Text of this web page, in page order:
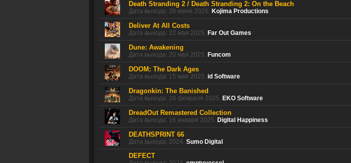
Death Stranding 2 / Death Stranding 2: On the Beach
Дата выхода: 26 июня 2025. Kojima Productions
Deliver At All Costs
Дата выхода: 22 мая 2025. Far Out Games
Dune: Awakening
Дата выхода: 20 мая 2025. Funcom
DOOM: The Dark Ages
Дата выхода: 15 мая 2025. id Software
Dragonkin: The Banished
Дата выхода: 28 февраля 2025. EKO Software
DreadOut Remastered Collection
Дата выхода: 16 января 2025. Digital Happiness
DEATHSPRINT 66
Дата выхода: 2024. Sumo Digital
DEFECT